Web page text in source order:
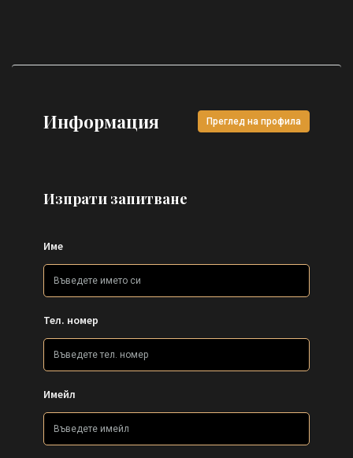
Информация Преглед на профила
Изпрати запитване
Име
Тел. номер
Имейл